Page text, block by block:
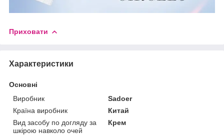
Приховати
Характеристики
Основні
Виробник
Sadoer
Країна виробник
Китай
Вид засобу по догляду за
шкірою навколо очей
Крем